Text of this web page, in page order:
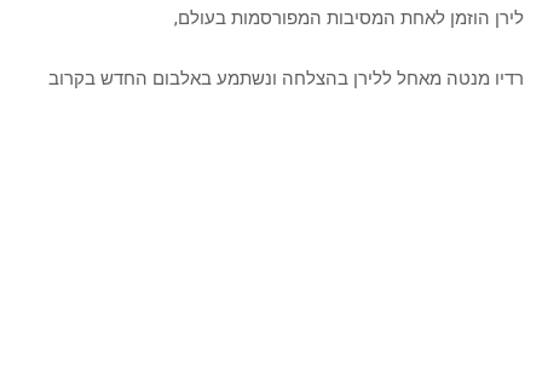
לירן הוזמן לאחת המסיבות המפורסמות בעולם,
רדיו מנטה מאחל ללירן בהצלחה ונשתמע באלבום החדש בקרוב